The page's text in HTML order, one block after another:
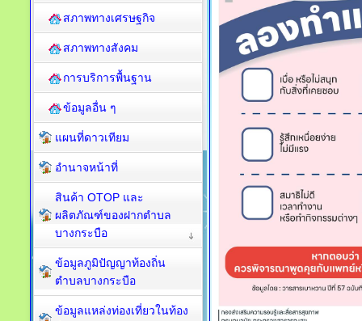
สภาพทางเศรษฐกิจ
สภาพทางสังคม
การบริการพื้นฐาน
ข้อมูลอื่น ๆ
แผนที่ดาวเทียม
อำนาจหน้าที่
สินค้า OTOP และ
ผลิตภัณฑ์ของฝากตำบล
บางกระบือ
ข้อมูลภูมิปัญญาท้องถิ่น
ตำบลบางกระบือ
ข้อมูลแหล่งท่องเที่ยวในท้อง